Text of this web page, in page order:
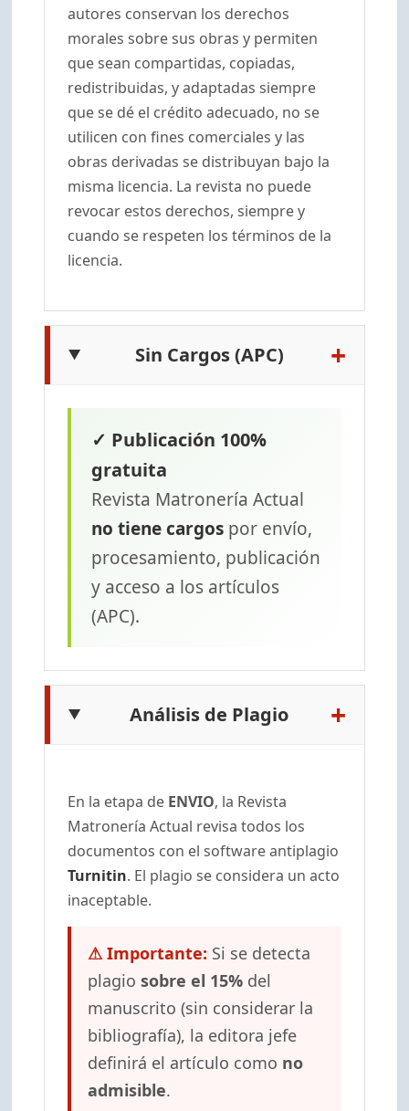
autores conservan los derechos
morales sobre sus obras y permiten
que sean compartidas, copiadas,
redistribuidas, y adaptadas siempre
que se dé el crédito adecuado, no se
utilicen con fines comerciales y las
obras derivadas se distribuyan bajo la
misma licencia. La revista no puede
revocar estos derechos, siempre y
cuando se respeten los términos de la
licencia.
Sin Cargos (APC) +
✓ Publicación 100%
gratuita
Revista Matronería Actual
no tiene cargos por envío,
procesamiento, publicación
y acceso a los artículos
(APC).
Análisis de Plagio +
En la etapa de ENVIO, la Revista
Matronería Actual revisa todos los
documentos con el software antiplagio
Turnitin. El plagio se considera un acto
inaceptable.
⚠ Importante: Si se detecta
plagio sobre el 15% del
manuscrito (sin considerar la
bibliografía), la editora jefe
definirá el artículo como no
admisible.